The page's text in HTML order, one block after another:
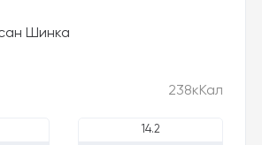
Шинка
238кКал
14.2